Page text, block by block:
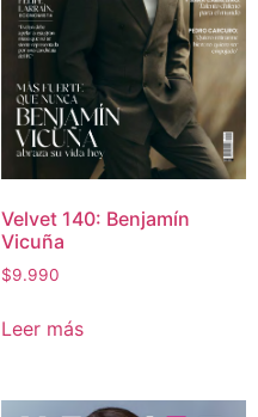
Velvet 140: Benjamín
Vicuña
$9.990
Leer más